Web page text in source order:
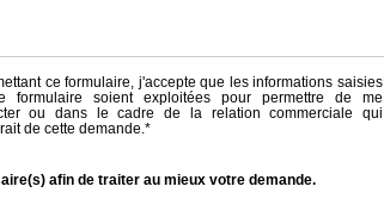
ce formulaire, j'accepte que les informations saisies
formulaire soient exploitées pour permettre de me
ou dans le cadre de la relation commerciale qui
de cette demande.*
afin de traiter au mieux votre demande.